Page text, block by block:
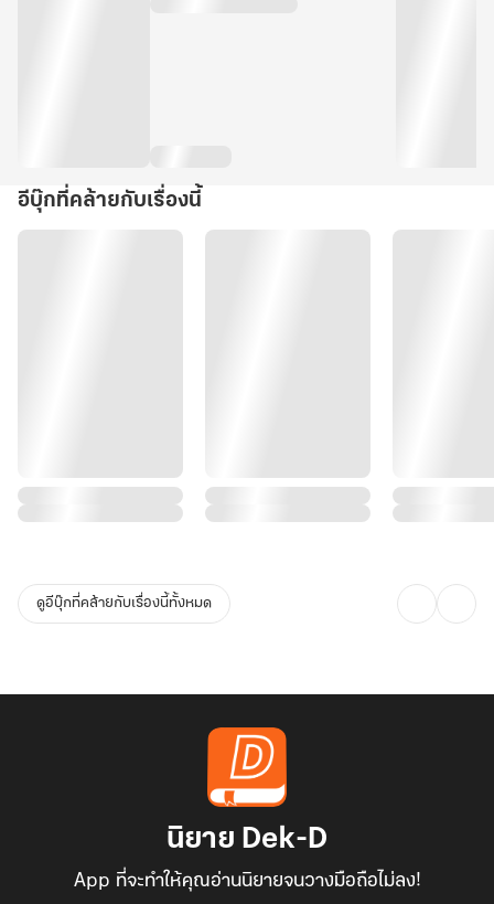
อีบุ๊กที่คล้ายกับเรื่องนี้
ดูอีบุ๊กที่คล้ายกับเรื่องนี้ทั้งหมด
นิยาย Dek-D
App ที่จะทำให้คุณอ่านนิยายจนวางมือถือไม่ลง!